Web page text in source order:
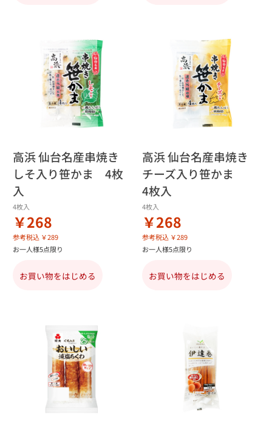
高浜 仙台名産串焼き
しそ入り笹かま 4枚
入
4枚入
￥268
参考税込 ￥289
お一人様5点限り
お買い物をはじめる
高浜 仙台名産串焼き
チーズ入り笹かま
4枚入
4枚入
￥268
参考税込 ￥289
お一人様5点限り
お買い物をはじめる